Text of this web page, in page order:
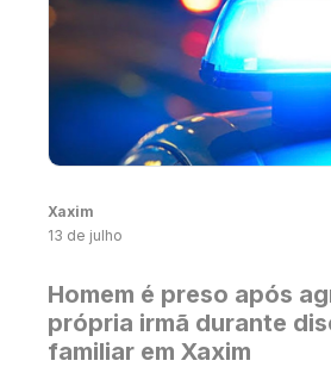
Xaxim
13 de julho
Homem é preso após
própria irmã durante
familiar em Xaxim